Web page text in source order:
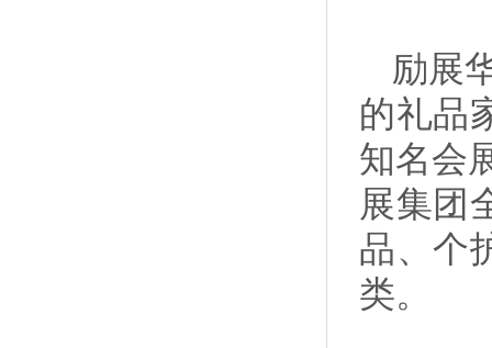
励展
的礼品
知名会
展集团
品、个
类。